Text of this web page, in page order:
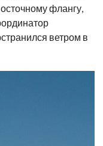
флангу,
ветром в